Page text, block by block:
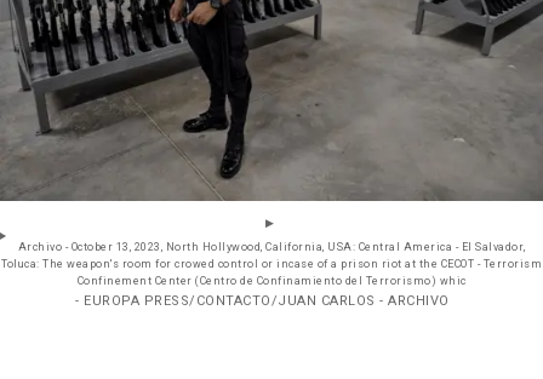
Archivo - October 13, 2023, North Hollywood, California, USA: Central America - El Salvador,
Toluca: The weapon's room for crowed control or incase of a prison riot at the CECOT - Terrorism
Confinement Center (Centro de Confinamiento del Terrorismo) whic
- EUROPA PRESS/CONTACTO/JUAN CARLOS - ARCHIVO